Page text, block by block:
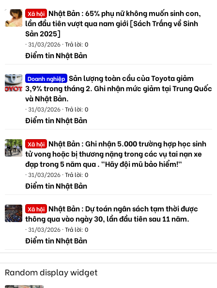
Xã hội Nhật Bản : 65% phụ nữ không muốn sinh con,
lần đầu tiên vượt qua nam giới [Sách Trắng về Sinh
Sản 2025]
31/03/2026 Trả lời: 0
Điểm tin Nhật Bản
Doanh nghiệp Sản lượng toàn cầu của Toyota giảm
3,9% trong tháng 2. Ghi nhận mức giảm tại Trung Quốc
và Nhật Bản.
31/03/2026 Trả lời: 0
Điểm tin Nhật Bản
Xã hội Nhật Bản : Ghi nhận 5.000 trường hợp học sinh
tử vong hoặc bị thương nặng trong các vụ tai nạn xe
đạp trong 5 năm qua . "Hãy đội mũ bảo hiểm!"
31/03/2026 Trả lời: 0
Điểm tin Nhật Bản
Xã hội Nhật Bản : Dự toán ngân sách tạm thời được
thông qua vào ngày 30, lần đầu tiên sau 11 năm.
31/03/2026 Trả lời: 0
Điểm tin Nhật Bản
Random display widget